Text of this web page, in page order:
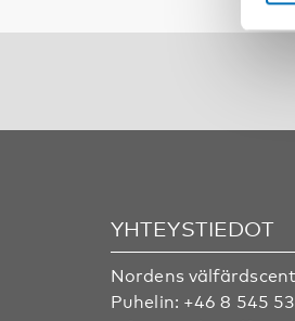
YHTEYSTIEDOT
Nordens
Puhelin: +46 8 545